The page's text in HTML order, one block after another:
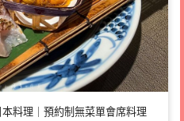
料理｜預約制無菜單會席料理